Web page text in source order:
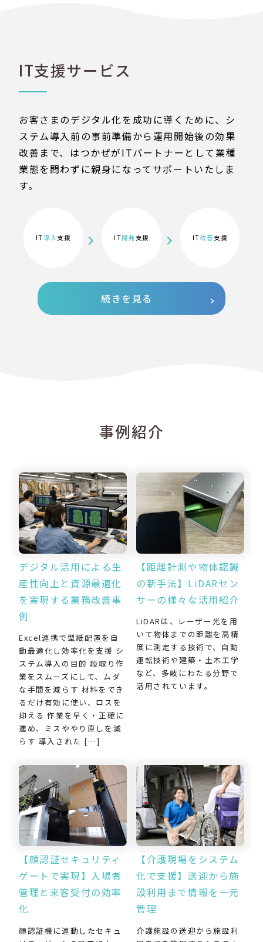
IT支援サービス
お客さまのデジタル化を成功に導くために、シ
ステム導入前の事前準備から運用開始後の効果
改善まで、はつかぜがITパートナーとして業種
業態を問わずに親身になってサポートいたしま
す。
IT導入 支援 IT開発 支援 IT改善 支援
続きを見る
事例紹介
デジタル活用による生
産性向上と資源最適化
を実現する業務改善事
例
Excel連携で型紙配置を自
動最適化し効率化を支援 シ
ステム導入の目的 段取り作
業をスムーズにして、ムダ
な手間を減らす 材料をでき
るだけ有効に使い、ロスを
抑える 作業を早く・正確に
進め、ミスややり直しを減
らす 導入された […]
【距離計測や物体認識
の新手法】LiDARセン
サーの様々な活用紹介
LiDARは、レーザー光を用
いて物体までの距離を高精
度に測定する技術で、自動
運転技術や建築・土木工学
など、多岐にわたる分野で
活用されています。
【顔認証セキュリティ
ゲートで実現】入場者
管理と来客受付の効率
化
顔認証機に連動したセキュ
【介護現場をシステム
化で支援】送迎から施
設利用まで情報を一元
管理
介護施設の送迎から施設利